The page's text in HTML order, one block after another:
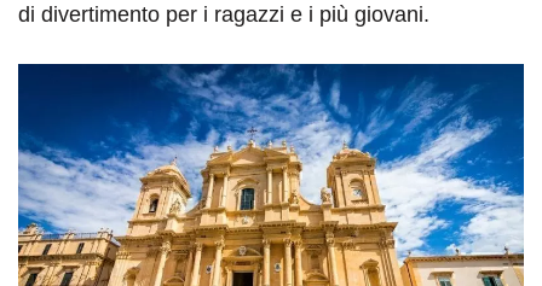
di divertimento per i ragazzi e i più giovani.